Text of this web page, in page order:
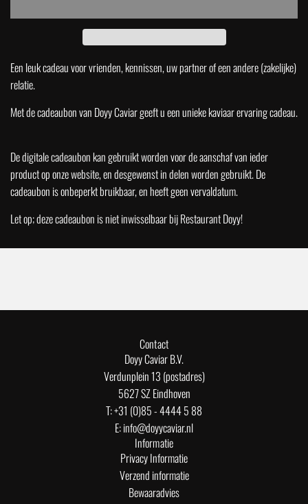
r
j
s
e
n
.
Een leuk cadeau voor vrienden, kennissen, uw partner of een andere (zakelijke)
relatie.
Met de cadeaubon van Doyy Caviar geeft u een unieke kaviaar ervaring cadeau.
De digitale cadeaubon kan gebruikt worden voor de aanschaf van ieder
product op onze website, en desgewenst in delen worden gebruikt. De
cadeaubon is onbeperkt bruikbaar, en heeft geen vervaldatum.
Let op; deze cadeaubon is niet inwisselbaar bij Restaurant Doyy!
Contact
Doyy Caviar B.V.
Verdunplein 13 (postadres)
5627 SZ Eindhoven
T: +31 (0)85 - 4444 5 88
E: info@doyycaviar.nl
Informatie
Privacy Informatie
Verzend informatie
Bewaaradvies